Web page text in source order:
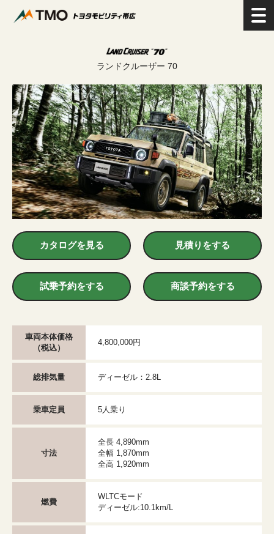
>新車を探す >SUV>ランドクルーザー 70
ランドクルーザー 70
カタログを見る 見積りをする
試乗予約をする 商談予約をする
車両本体価格
（税込）
4,800,000円
総排気量 ディーゼル：2.8L
乗車定員 5人乗り
寸法
全長 4,890mm
全幅 1,870mm
全高 1,920mm
燃費
WLTCモード
ディーゼル:10.1km/L